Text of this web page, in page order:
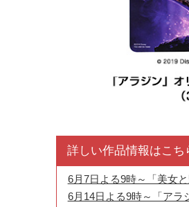
詳しい作品情報はこち
6月7日よる9時～「美女と
6月14日よる9時～「アラ